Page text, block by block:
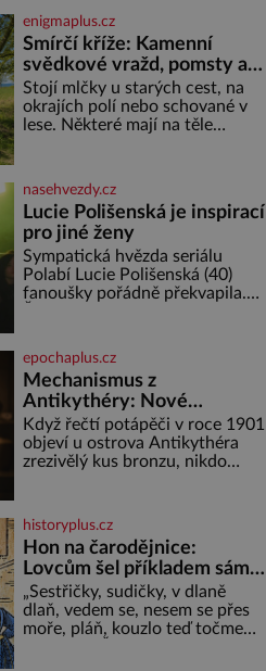
nasypeme chia semí
enigmaplus.cz
Smírčí kříže: Kamenní
svědkové vražd, pomsty a
dávných vin
Stojí mlčky u starých cest, na
okrajích polí nebo schované v
lese. Některé mají na těle
kříž. Na první pohled vypadají
jako zapomenuté nábo
nasehvezdy.cz
Lucie Polišenská je inspirací
pro jiné ženy
Sympatická hvězda seriálu
Polabí Lucie Polišenská (40)
fanoušky pořádně překvapila.
módu si příliš nepotrpí, se
vůbec poprvé postavila před
objekti
epochaplus.cz
Mechanismus z
Antikythéry: Nové
výzkumy odhalují další
překvapení o starověkém
počítači
Když řečtí potápěči v roce 1901
objeví u ostrova Antikythéra
zrezivělý kus bronzu, nikdo
starověku. Až moderní
rentgenové tomografy odhalí
desítky ozubených kol ukrytých
uvnitř. Mechanismus z
Antikythéry je dnes považován
za nejstarší známý analogový
počítač na světě. Přesto ani po
historyplus.cz
Hon na čarodějnice:
Lovcům šel příkladem sám
král
„Sestřičky, sudičky, v dlaně
dlaň, vedem se, nesem se přes
moře, pláň, kouzlo teď točme